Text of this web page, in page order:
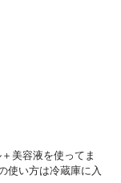
美容液を使ってま
使い方は冷蔵庫に入